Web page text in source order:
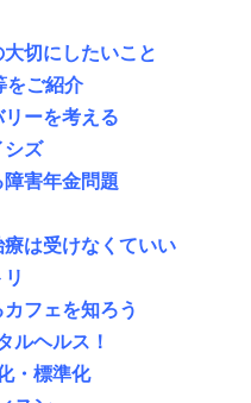
切にしたいこと
をご紹介
ーを考える
シズ
害年金問題
は受けなくていい
フェを知ろう
ルヘルス！
・標準化